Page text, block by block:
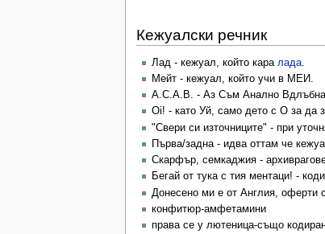
Кежуалски речник
Лад - кежуал, който кара лада.
Мейт - кежуал, който учи в МЕИ.
А.С.А.В. - Аз Съм Анално
Oi! - като Уй, само дето с О за да
"Свери си източниците" - при
Първа/задна - идва оттам че
Скарфър, семкаджия -
Бегай от тука с тия ментаци! -
Донесено ми е от Англия, оферти
конфитюр-амфетамини
права се у лютеница-също